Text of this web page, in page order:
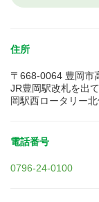
住所
〒668-0064 豊岡市
JR豊岡駅改札を出
岡駅西ロータリー北
電話番号
0796-24-0100